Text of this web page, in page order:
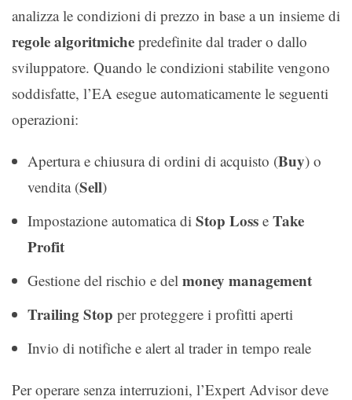
analizza le condizioni di prezzo in base a un insieme di
regole algoritmiche predefinite dal trader o dallo
sviluppatore. Quando le condizioni stabilite vengono
soddisfatte, l’EA esegue automaticamente le seguenti
operazioni:
Apertura e chiusura di ordini di acquisto (Buy) o
vendita (Sell)
Impostazione automatica di Stop Loss e Take
Profit
Gestione del rischio e del money management
Trailing Stop per proteggere i profitti aperti
Invio di notifiche e alert al trader in tempo reale
Per operare senza interruzioni, l’Expert Advisor deve